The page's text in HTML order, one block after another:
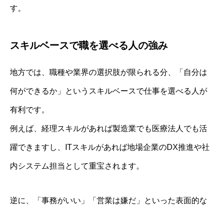
す。
スキルベースで職を選べる人の強み
地方では、職種や業界の選択肢が限られる分、「自分は
何ができるか」というスキルベースで仕事を選べる人が
有利です。
例えば、経理スキルがあれば製造業でも医療法人でも活
躍できますし、ITスキルがあれば地場企業のDX推進や社
内システム担当として重宝されます。
逆に、「事務がいい」「営業は嫌だ」といった表面的な